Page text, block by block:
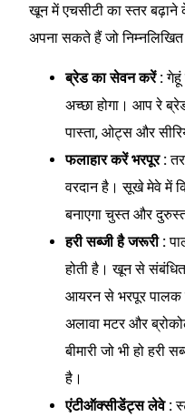
खून में एचसीटी का स्तर
अपना सकते हैं जो निम्नलिखित
ब्रेड का सेवन करें :
अच्छा होगा। आप रे
पास्ता, ओट्स और
फलाहार करें भरपूर :
वरदान है। सूखे मेवे में
बनाएगा चुस्त और
हरी सब्जी है जरूरी :
होती है। खून से संबंधित
आयरन से भरपूर पालक
अलावा मटर और
बीमारी जो भी हो हरी
है।
एंटीऑक्सीडेंट्स लेवे :